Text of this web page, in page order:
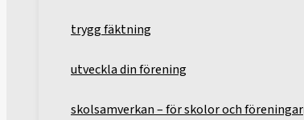
trygg fäktning
utveckla din förening
skolsamverkan – för skolor och föreningar